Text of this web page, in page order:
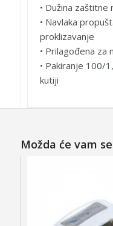
• Dužina zaštitne
• Navlaka
proklizavanje
• Prilagođena za
• Pakiranje 100/
kutiji
Možda će vam